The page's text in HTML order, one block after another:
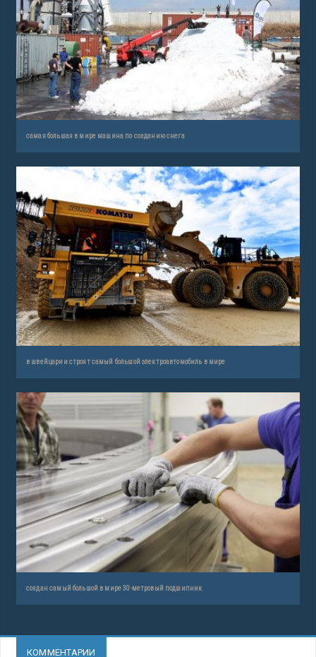
самая большая в мире машина по созданию снега
в швейцарии строят самый большой электроавтомобиль в мире
создан самый большой в мире 30-метровый подшипник
КОММЕНТАРИИ